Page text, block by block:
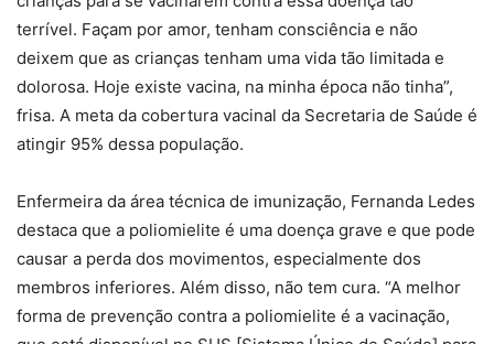
terrível. Façam por amor, tenham consciência e não
deixem que as crianças tenham uma vida tão limitada e
dolorosa. Hoje existe vacina, na minha época não tinha”,
frisa. A meta da cobertura vacinal da Secretaria de Saúde é
atingir 95% dessa população.
Enfermeira da área técnica de imunização, Fernanda Ledes
destaca que a poliomielite é uma doença grave e que pode
causar a perda dos movimentos, especialmente dos
membros inferiores. Além disso, não tem cura. “A melhor
forma de prevenção contra a poliomielite é a vacinação,